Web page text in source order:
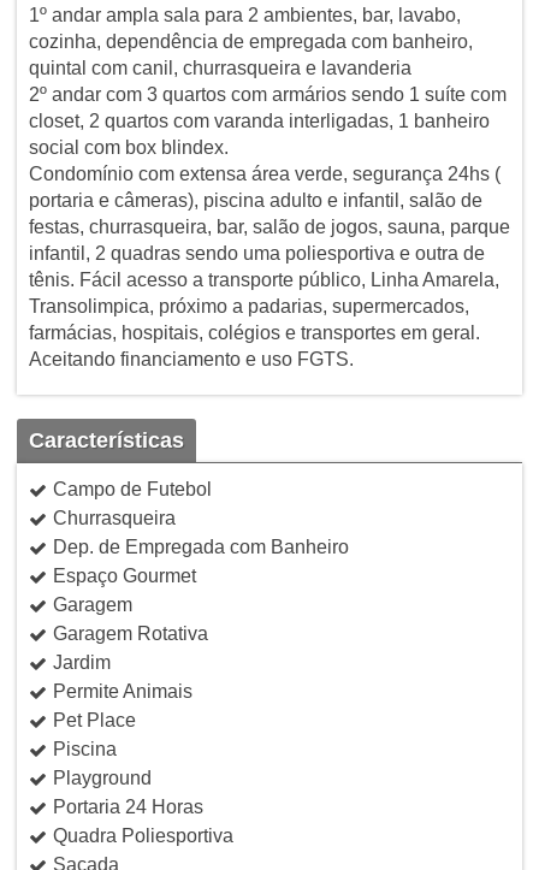
1º andar ampla sala para 2 ambientes, bar, lavabo,
cozinha, dependência de empregada com banheiro,
quintal com canil, churrasqueira e lavanderia
2º andar com 3 quartos com armários sendo 1 suíte com
closet, 2 quartos com varanda interligadas, 1 banheiro
social com box blindex.
Condomínio com extensa área verde, segurança 24hs (
portaria e câmeras), piscina adulto e infantil, salão de
festas, churrasqueira, bar, salão de jogos, sauna, parque
infantil, 2 quadras sendo uma poliesportiva e outra de
tênis. Fácil acesso a transporte público, Linha Amarela,
Transolimpica, próximo a padarias, supermercados,
farmácias, hospitais, colégios e transportes em geral.
Aceitando financiamento e uso FGTS.
Características
Campo de Futebol
Churrasqueira
Dep. de Empregada com Banheiro
Espaço Gourmet
Garagem
Garagem Rotativa
Jardim
Permite Animais
Pet Place
Piscina
Playground
Portaria 24 Horas
Quadra Poliesportiva
Sacada